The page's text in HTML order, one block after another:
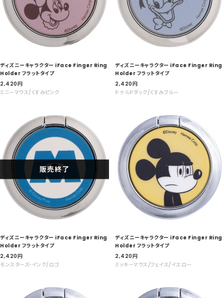
ディズニーキャラクター iFace Finger Ring
Holder フラットタイプ
セ
ー
2,420円
ミニーマウス/くすみピンク
ディズニーキャラクター iFace Finger Ring
Holder フラットタイプ
セ
ー
2,420円
ドナルドダック/くすみブルー
販売終了
ディズニーキャラクター iFace Finger Ring
Holder フラットタイプ
セ
ー
2,420円
モンスターズ・インク/ロゴ
ディズニーキャラクター iFace Finger Ring
Holder フラットタイプ
セ
ー
2,420円
ミッキーマウス/フェイス/イエロー